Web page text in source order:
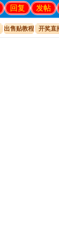
发帖
回复
出售贴教程 开奖直